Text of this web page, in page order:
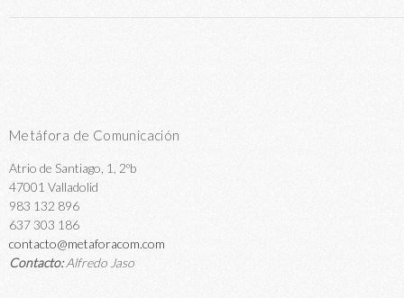
Metáfora de Comunicación
Atrio de Santiago, 1, 2ºb
47001 Valladolid
983 132 896
637 303 186
contacto@metaforacom.com
Contacto:Alfredo Jaso